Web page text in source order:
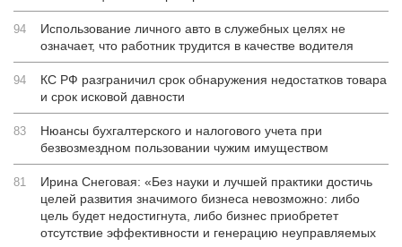
94
Использование личного авто в служебных целях не
означает, что работник трудится в качестве водителя
94
КС РФ разграничил срок обнаружения недостатков товара
и срок исковой давности
83
Нюансы бухгалтерского и налогового учета при
безвозмездном пользовании чужим имуществом
81
Ирина Снеговая: «Без науки и лучшей практики достичь
целей развития значимого бизнеса невозможно: либо
цель будет недостигнута, либо бизнес приобретет
отсутствие эффективности и генерацию неуправляемых